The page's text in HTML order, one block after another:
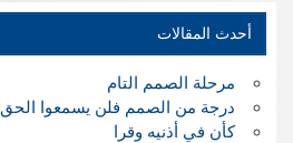
أحدث المقالات
مرحلة الصمم التام
درجة من الصمم فلن يسمعوا الحق
كأن في أذنيه وقرا